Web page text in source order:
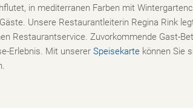
in mediterranen Farben mit
Unsere Restaurantleiterin Regina Rink
Restaurantservice. Zuvorkommende Gast-
Erlebnis. Mit unserer Speisekarte können Sie